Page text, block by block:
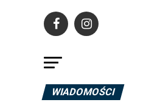
WIADOMOŚCI